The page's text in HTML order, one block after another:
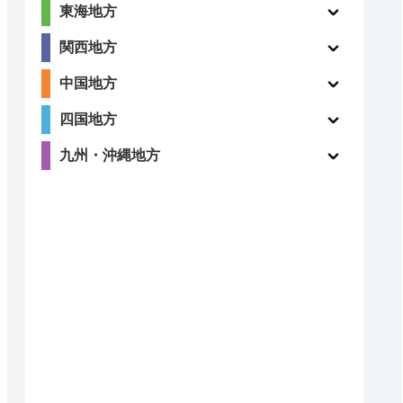
東海地方
関西地方
中国地方
四国地方
九州・沖縄地方